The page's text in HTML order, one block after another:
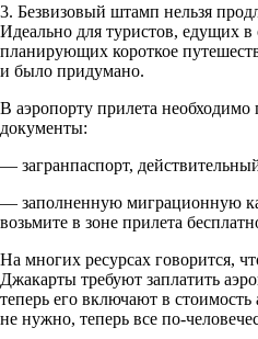
3. Безвизовый штамп нельзя
Идеально для туристов, едущих
планирующих короткое
и было придумано.
В аэропорту прилета
документы:
— загранпаспорт,
— заполненную миграционную
возьмите в зоне прилета
На многих ресурсах говорится,
Джакарты требуют заплатить
теперь его включают в
не нужно, теперь все по-